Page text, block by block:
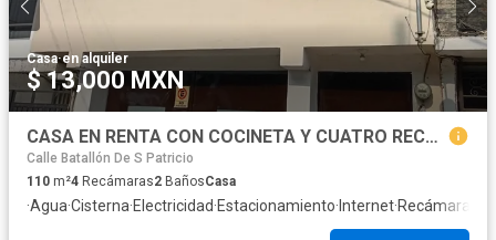
Casa·en alquiler
$ 13,000 MXN
CASA EN RENTA CON COCINETA Y CUATRO RECAMARAS, TRES ESTACIONAMIENTOS
Calle Batallón De S Patricio
110 m²4 Recámaras2 BañosCasa
·Agua·Cisterna·Electricidad·Estacionamiento·Internet·Recámara